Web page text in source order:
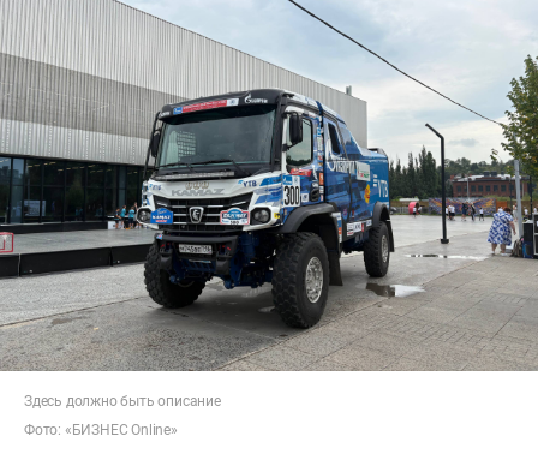
Здесь должно быть описание
Фото: «БИЗНЕС Online»